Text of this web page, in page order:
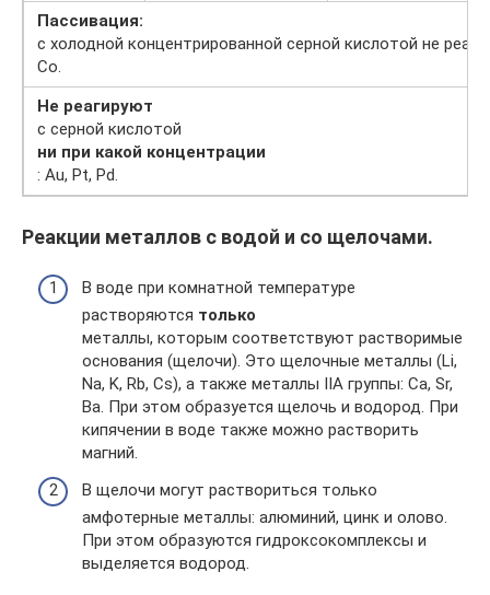
Пассивация:
с холодной концентрированной серной кислотой не
Co.
Не реагируют
с серной кислотой
ни при какой концентрации
: Au, Pt, Pd.
Реакции металлов с водой и со щелочами.
В воде при комнатной температуре
растворяются только
металлы, которым соответствуют растворимые
основания (щелочи). Это щелочные металлы (Li,
Na, K, Rb, Cs), а также металлы IIA группы: Са, Sr,
Ba. При этом образуется щелочь и водород. При
кипячении в воде также можно растворить
магний.
В щелочи могут раствориться только
амфотерные металлы: алюминий, цинк и олово.
При этом образуются гидроксокомплексы и
выделяется водород.